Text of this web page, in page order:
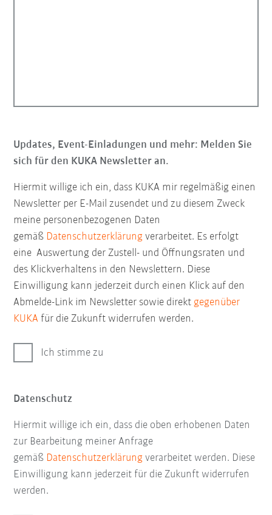
Updates, Event-Einladungen und mehr: Melden Sie
sich für den KUKA Newsletter an.
Hiermit willige ich ein, dass KUKA mir regelmäßig einen
Newsletter per E-Mail zusendet und zu diesem Zweck
meine personenbezogenen Daten
gemäß Datenschutzerklärung verarbeitet. Es erfolgt
eine Auswertung der Zustell- und Öffnungsraten und
des Klickverhaltens in den Newslettern. Diese
Einwilligung kann jederzeit durch einen Klick auf den
Abmelde-Link im Newsletter sowie direktgegenüber
KUKA für die Zukunft widerrufen werden.
Ich stimme zu
Datenschutz
Hiermit willige ich ein, dass die oben erhobenen Daten
zur Bearbeitung meiner Anfrage
gemäß Datenschutzerklärung verarbeitet werden. Diese
Einwilligung kann jederzeit für die Zukunft widerrufen
werden.